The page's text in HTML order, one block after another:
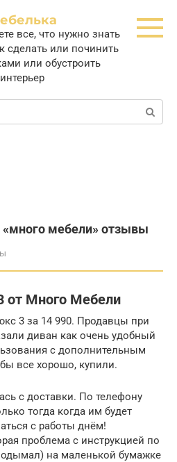
все, что нужно знать
сделать или починить
или обустроить
интерьер
мебели» отзывы
от Много Мебели
3 за 14 990. Продавцы при
диван как очень удобный
с дополнительным
все хорошо, купили.
с доставки. По телефону
тогда когда им будет
с работы днём!
проблема с инструкцией по
на маленькой бумажке